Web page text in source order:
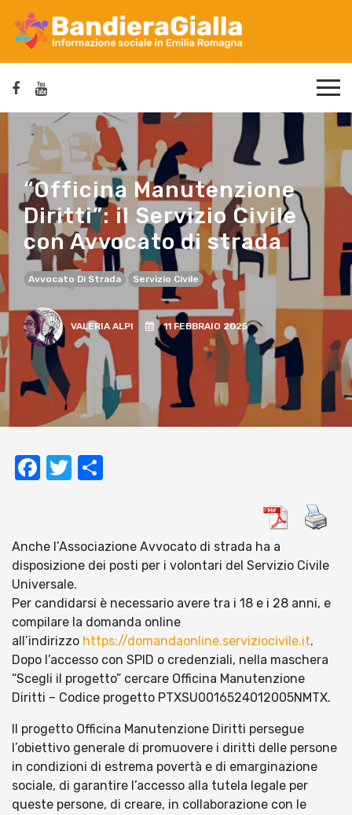
“Officina Manutenzione
Diritti”: il Servizio Civile
con Avvocato di strada
Avvocato Di Strada Servizio Civile
VALERIA ALPI 11 FEBBRAIO 2025
Facebook
Twitter
Anche l’Associazione Avvocato di strada ha a
disposizione dei posti per i volontari del Servizio Civile
Universale.
Per candidarsi è necessario avere tra i 18 e i 28 anni, e
compilare la domanda online
all’indirizzo https://domandaonline.serviziocivile.it.
Dopo l’accesso con SPID o credenziali, nella maschera
“Scegli il progetto” cercare Officina Manutenzione
Diritti – Codice progetto PTXSU0016524012005NMTX.
Il progetto Officina Manutenzione Diritti persegue
l’obiettivo generale di promuovere i diritti delle persone
in condizioni di estrema povertà e di emarginazione
sociale, di garantire l’accesso alla tutela legale per
queste persone, di creare, in collaborazione con le